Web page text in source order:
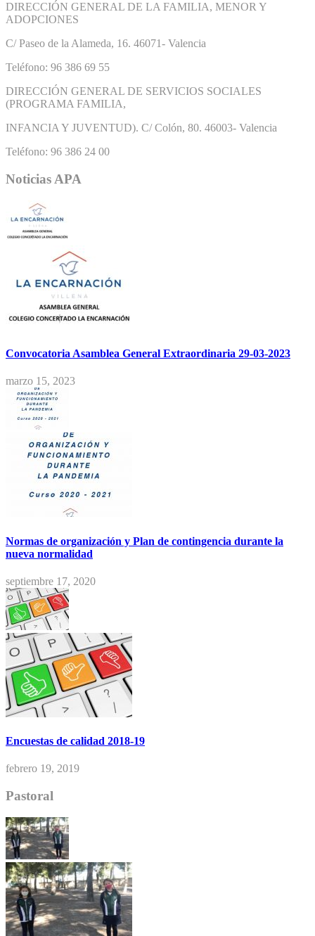
DIRECCIÓN GENERAL DE LA FAMILIA, MENOR Y
ADOPCIONES
C/ Paseo de la Alameda, 16. 46071- Valencia
Teléfono: 96 386 69 55
DIRECCIÓN GENERAL DE SERVICIOS SOCIALES
(PROGRAMA FAMILIA,
INFANCIA Y JUVENTUD). C/ Colón, 80. 46003- Valencia
Teléfono: 96 386 24 00
Noticias APA
Convocatoria Asamblea General Extraordinaria 29-03-2023
marzo 15, 2023
Normas de organización y Plan de contingencia durante la
nueva normalidad
septiembre 17, 2020
Encuestas de calidad 2018-19
febrero 19, 2019
Pastoral